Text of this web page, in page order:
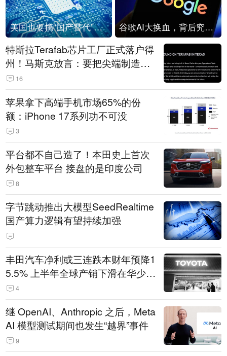
美国也要搞“国产替代”？先算清三笔账 谷歌AI大换血，背后究竟发生了什么？
特斯拉Terafab芯片工厂正式落户得
州！马斯克放言：要把尖端制造带
回美国
16
苹果拿下高端手机市场65%的份
额：iPhone 17系列功不可没
3
平台都不自己造了！本田史上首次
外包整车平台 接盘的是印度公司
8
字节跳动推出大模型SeedRealtime
国产算力逻辑有望持续加强
丰田汽车净利或三连跌本财年预降1
5.5% 上半年全球产销下滑在华少卖
14.3万辆
4
继 OpenAI、Anthropic 之后，Meta
AI 模型测试期间也发生“越界”事件
9